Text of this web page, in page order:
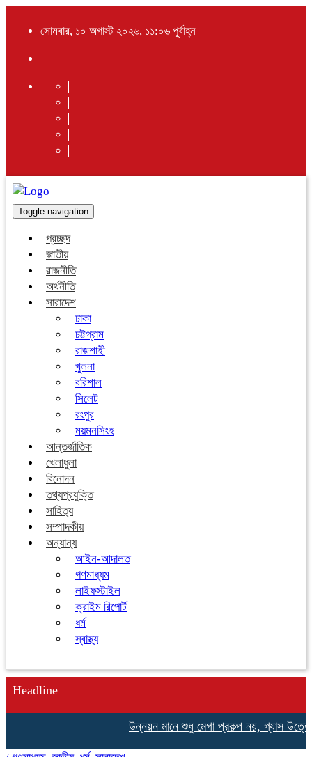
সোমবার, ১০ অগাস্ট ২০২৬, ১১:০৬ পূর্বাহ্ন
Toggle navigation
প্রচ্ছদ
জাতীয়
রাজনীতি
অর্থনীতি
সারাদেশ
ঢাকা
চট্টগ্রাম
রাজশাহী
খুলনা
বরিশাল
সিলেট
রংপুর
ময়মনসিংহ
আন্তর্জাতিক
খেলাধুলা
বিনোদন
তথ্যপ্রযুক্তি
সাহিত্য
সম্পাদকীয়
অন্যান্য
আইন-আদালত
গণমাধ্যম
লাইফস্টাইল
ক্রাইম রিপোর্ট
ধর্ম
স্বাস্থ্য
Headline
উন্নয়ন মানে শুধু মেগা প্রকল্প নয়, গ্যাস